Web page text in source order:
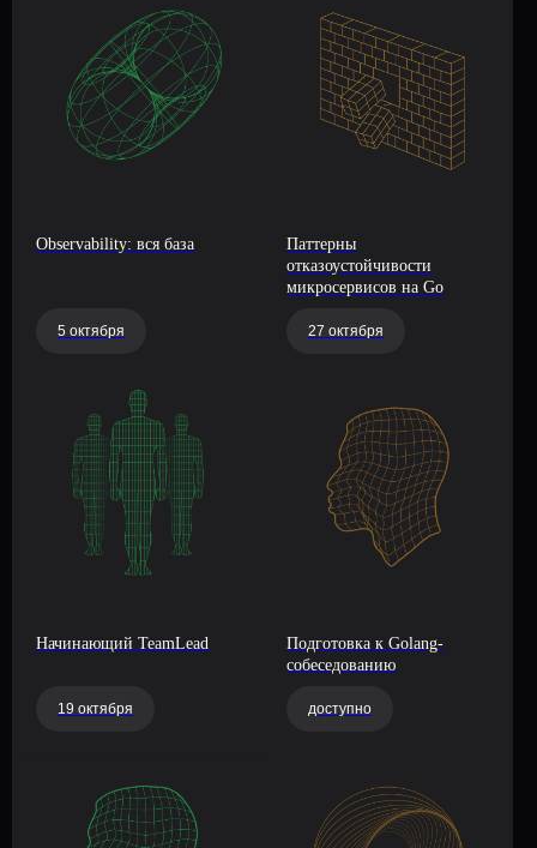
Observability: вся база
5 октября
Паттерны
отказоустойчивости
микросервисов на Go
27 октября
Начинающий TeamLead
19 октября
Подготовка к Golang-
собеседованию
доступно